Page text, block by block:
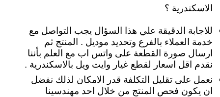
الاسكندرية ؟
للاجابة الدقيقة علي هذا السؤال يجب التواصل مع
خدمة العملاء بالفرع وتحديد موديل . المنتج ثم
ارسال صورة القطعة على واتس اب مع العلم بأننا
نقدم اقل اسعار لقطع غيار وايت ويل بالاسكندرية .
نعمل على تقليل التكلفة قدر الامكان لذلك نفضل
ان يكون فحص المنتج من خلال احد مهندسينا